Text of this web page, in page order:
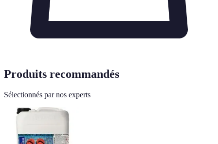
Produits recommandés
Sélectionnés par nos experts